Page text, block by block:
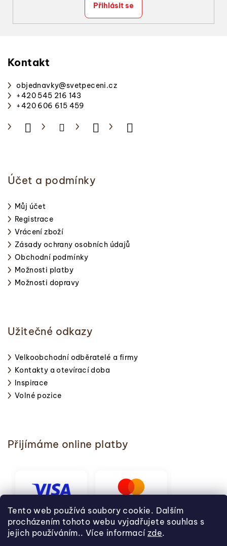
Tento web používá soubory cookie. Dalším
procházením tohoto webu vyjadřujete souhlas s
jejich používáním.. Více informací zde.
Přihlásit se
Kontakt
objednavky@svetpeceni.cz
+420 545 216 143
+420 606 615 459
Účet a podmínky
Můj účet
Registrace
Vrácení zboží
Zásady ochrany osobních údajů
Obchodní podmínky
Možnosti platby
Možnosti dopravy
Užitečné odkazy
Velkoobchodní odběratelé a firmy
Kontakty a otevírací doba
Inspirace
Volné pozice
Přijímáme online platby